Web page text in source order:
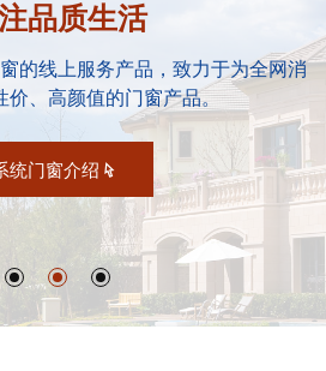
品质生活
的线上服务产品，致力于为全网消
价、高颜值的门窗产品。
统门窗介绍